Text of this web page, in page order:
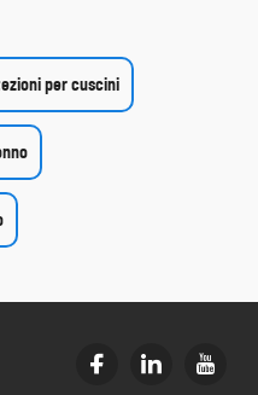
per cuscini